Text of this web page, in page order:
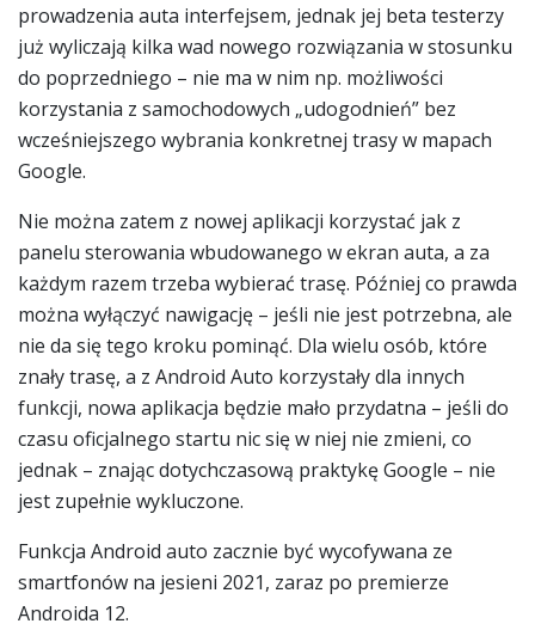
prowadzenia auta interfejsem, jednak jej beta testerzy
już wyliczają kilka wad nowego rozwiązania w stosunku
do poprzedniego – nie ma w nim np. możliwości
korzystania z samochodowych „udogodnień” bez
wcześniejszego wybrania konkretnej trasy w mapach
Google.
Nie można zatem z nowej aplikacji korzystać jak z
panelu sterowania wbudowanego w ekran auta, a za
każdym razem trzeba wybierać trasę. Później co prawda
można wyłączyć nawigację – jeśli nie jest potrzebna, ale
nie da się tego kroku pominąć. Dla wielu osób, które
znały trasę, a z Android Auto korzystały dla innych
funkcji, nowa aplikacja będzie mało przydatna – jeśli do
czasu oficjalnego startu nic się w niej nie zmieni, co
jednak – znając dotychczasową praktykę Google – nie
jest zupełnie wykluczone.
Funkcja Android auto zacznie być wycofywana ze
smartfonów na jesieni 2021, zaraz po premierze
Androida 12.